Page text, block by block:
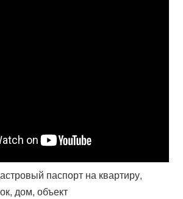
паспорт на квартиру,
дом, объект